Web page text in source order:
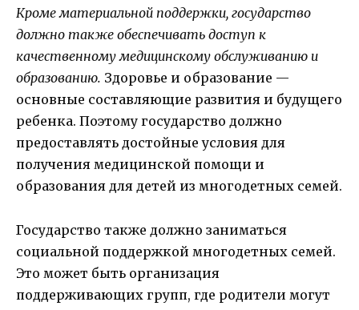
Кроме материальной поддержки, государство
должно также обеспечивать доступ к
качественному медицинскому обслуживанию и
образованию. Здоровье и образование —
основные составляющие развития и будущего
ребенка. Поэтому государство должно
предоставлять достойные условия для
получения медицинской помощи и
образования для детей из многодетных семей.
Государство также должно заниматься
социальной поддержкой многодетных семей.
Это может быть организация
поддерживающих групп, где родители могут